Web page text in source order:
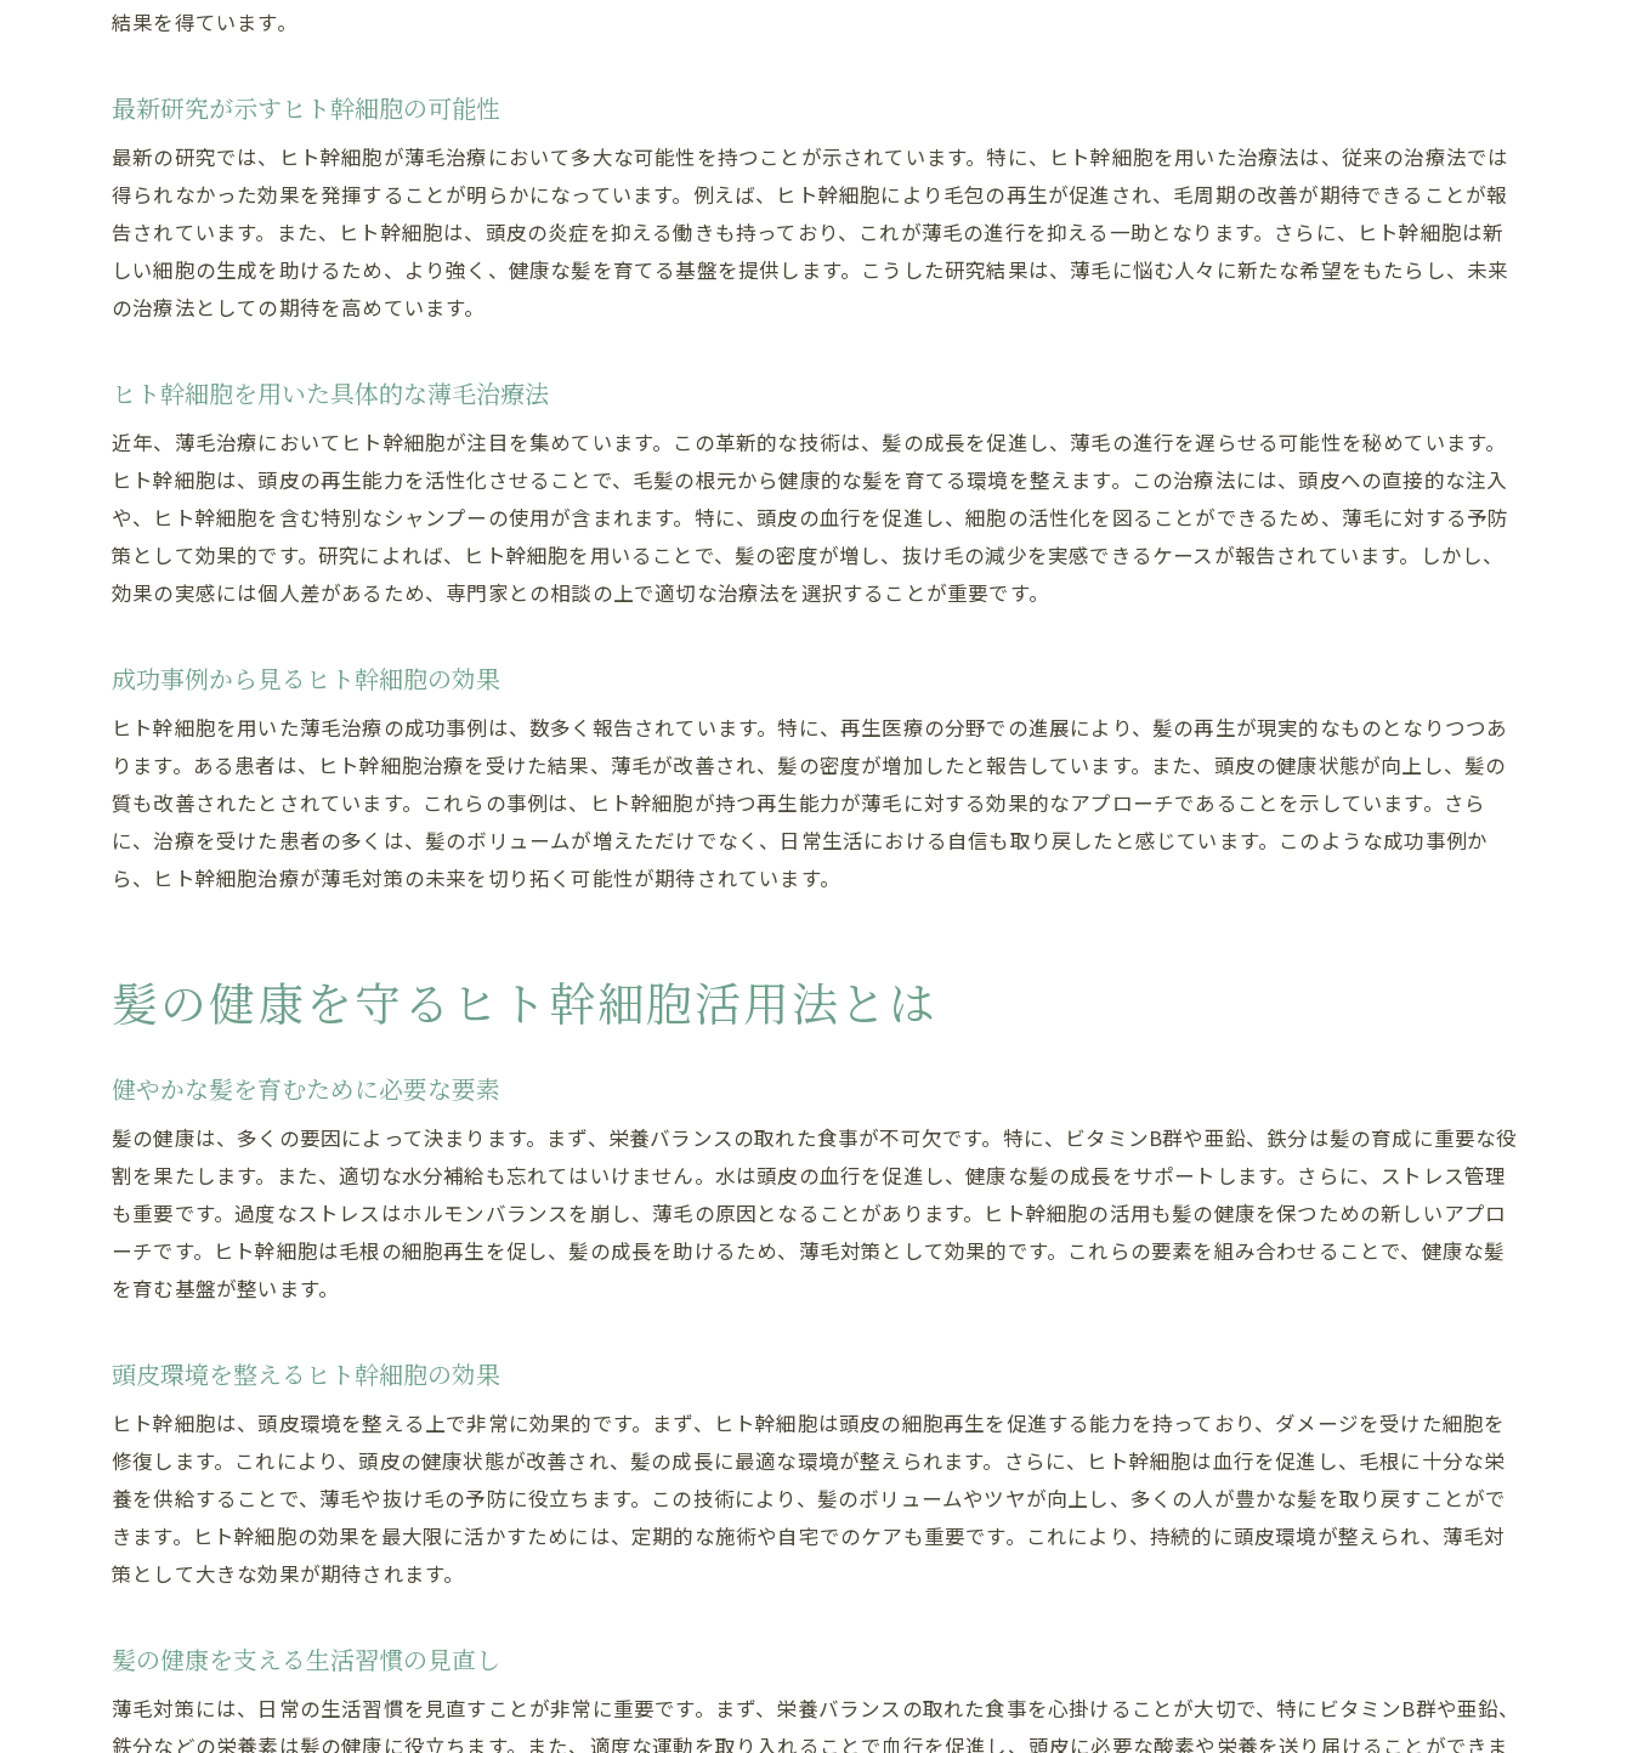
薄毛を克服ヒト幹細胞が導く未来の頭皮ケア
薄毛に対する総合的なアプローチ
ヒト幹細胞の応用範囲とその可能性
頭皮ケアにおけるヒト幹細胞の位置づけ
ヒト幹細胞で頭皮環境を改善する具体的方法
頭皮環境の重要性を理解する
ヒト幹細胞による血行促進効果
頭皮の保湿と栄養補給にヒト幹細胞
薄毛対策におけるヒト幹細胞の位置づけとその可能性
薄毛対策市場におけるヒト幹細胞の重要性
ヒト幹細胞治療が選ばれる理由
ヒト幹細胞の可能性を広げる最新技術
薄毛対策におけるヒト幹細胞の未来展望
ヒト幹細胞治療開始のための準備
施術後のケアとメンテナンス方法
ヒト幹細胞を用いた長期的なヘアケア計画
日常生活に取り入れたいヒト幹細胞ケア
結果を得ています。
最新研究が示すヒト幹細胞の可能性
最新の研究では、ヒト幹細胞が薄毛治療において多大な可能性を持つことが示されています。特に、ヒト幹細胞を用いた治療法は、従来の治療法では
得られなかった効果を発揮することが明らかになっています。例えば、ヒト幹細胞により毛包の再生が促進され、毛周期の改善が期待できることが報
告されています。また、ヒト幹細胞は、頭皮の炎症を抑える働きも持っており、これが薄毛の進行を抑える一助となります。さらに、ヒト幹細胞は新
しい細胞の生成を助けるため、より強く、健康な髪を育てる基盤を提供します。こうした研究結果は、薄毛に悩む人々に新たな希望をもたらし、未来
の治療法としての期待を高めています。
ヒト幹細胞を用いた具体的な薄毛治療法
近年、薄毛治療においてヒト幹細胞が注目を集めています。この革新的な技術は、髪の成長を促進し、薄毛の進行を遅らせる可能性を秘めています。
ヒト幹細胞は、頭皮の再生能力を活性化させることで、毛髪の根元から健康的な髪を育てる環境を整えます。この治療法には、頭皮への直接的な注入
や、ヒト幹細胞を含む特別なシャンプーの使用が含まれます。特に、頭皮の血行を促進し、細胞の活性化を図ることができるため、薄毛に対する予防
策として効果的です。研究によれば、ヒト幹細胞を用いることで、髪の密度が増し、抜け毛の減少を実感できるケースが報告されています。しかし、
効果の実感には個人差があるため、専門家との相談の上で適切な治療法を選択することが重要です。
成功事例から見るヒト幹細胞の効果
ヒト幹細胞を用いた薄毛治療の成功事例は、数多く報告されています。特に、再生医療の分野での進展により、髪の再生が現実的なものとなりつつあ
ります。ある患者は、ヒト幹細胞治療を受けた結果、薄毛が改善され、髪の密度が増加したと報告しています。また、頭皮の健康状態が向上し、髪の
質も改善されたとされています。これらの事例は、ヒト幹細胞が持つ再生能力が薄毛に対する効果的なアプローチであることを示しています。さら
に、治療を受けた患者の多くは、髪のボリュームが増えただけでなく、日常生活における自信も取り戻したと感じています。このような成功事例か
ら、ヒト幹細胞治療が薄毛対策の未来を切り拓く可能性が期待されています。
髪の健康を守るヒト幹細胞活用法とは
健やかな髪を育むために必要な要素
髪の健康は、多くの要因によって決まります。まず、栄養バランスの取れた食事が不可欠です。特に、ビタミンB群や亜鉛、鉄分は髪の育成に重要な役
割を果たします。また、適切な水分補給も忘れてはいけません。水は頭皮の血行を促進し、健康な髪の成長をサポートします。さらに、ストレス管理
も重要です。過度なストレスはホルモンバランスを崩し、薄毛の原因となることがあります。ヒト幹細胞の活用も髪の健康を保つための新しいアプロ
ーチです。ヒト幹細胞は毛根の細胞再生を促し、髪の成長を助けるため、薄毛対策として効果的です。これらの要素を組み合わせることで、健康な髪
を育む基盤が整います。
頭皮環境を整えるヒト幹細胞の効果
ヒト幹細胞は、頭皮環境を整える上で非常に効果的です。まず、ヒト幹細胞は頭皮の細胞再生を促進する能力を持っており、ダメージを受けた細胞を
修復します。これにより、頭皮の健康状態が改善され、髪の成長に最適な環境が整えられます。さらに、ヒト幹細胞は血行を促進し、毛根に十分な栄
養を供給することで、薄毛や抜け毛の予防に役立ちます。この技術により、髪のボリュームやツヤが向上し、多くの人が豊かな髪を取り戻すことがで
きます。ヒト幹細胞の効果を最大限に活かすためには、定期的な施術や自宅でのケアも重要です。これにより、持続的に頭皮環境が整えられ、薄毛対
策として大きな効果が期待されます。
髪の健康を支える生活習慣の見直し
薄毛対策には、日常の生活習慣を見直すことが非常に重要です。まず、栄養バランスの取れた食事を心掛けることが大切で、特にビタミンB群や亜鉛、
鉄分などの栄養素は髪の健康に役立ちます。また、適度な運動を取り入れることで血行を促進し、頭皮に必要な酸素や栄養を送り届けることができま